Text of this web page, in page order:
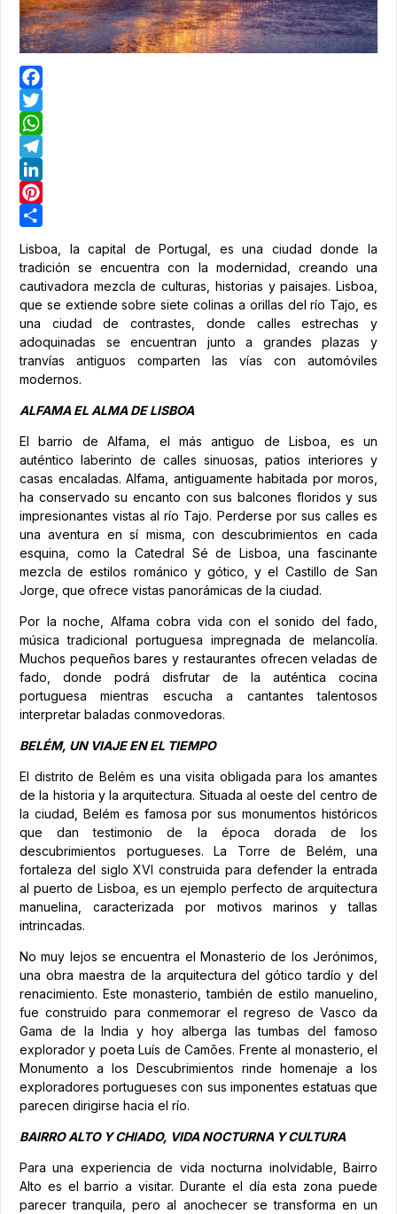
Facebook
Twitter
WhatsApp
Telegram
LinkedIn
Pinterest
Lisboa, la capital de Portugal, es una ciudad donde la
tradición se encuentra con la modernidad, creando una
cautivadora mezcla de culturas, historias y paisajes. Lisboa,
que se extiende sobre siete colinas a orillas del río Tajo, es
una ciudad de contrastes, donde calles estrechas y
adoquinadas se encuentran junto a grandes plazas y
tranvías antiguos comparten las vías con automóviles
modernos.
ALFAMA EL ALMA DE LISBOA
El barrio de Alfama, el más antiguo de Lisboa, es un
auténtico laberinto de calles sinuosas, patios interiores y
casas encaladas. Alfama, antiguamente habitada por moros,
ha conservado su encanto con sus balcones floridos y sus
impresionantes vistas al río Tajo. Perderse por sus calles es
una aventura en sí misma, con descubrimientos en cada
esquina, como la Catedral Sé de Lisboa, una fascinante
mezcla de estilos románico y gótico, y el Castillo de San
Jorge, que ofrece vistas panorámicas de la ciudad.
Por la noche, Alfama cobra vida con el sonido del fado,
música tradicional portuguesa impregnada de melancolía.
Muchos pequeños bares y restaurantes ofrecen veladas de
fado, donde podrá disfrutar de la auténtica cocina
portuguesa mientras escucha a cantantes talentosos
interpretar baladas conmovedoras.
BELÉM, UN VIAJE EN EL TIEMPO
El distrito de Belém es una visita obligada para los amantes
de la historia y la arquitectura. Situada al oeste del centro de
la ciudad, Belém es famosa por sus monumentos históricos
que dan testimonio de la época dorada de los
descubrimientos portugueses. La Torre de Belém, una
fortaleza del siglo XVI construida para defender la entrada
al puerto de Lisboa, es un ejemplo perfecto de arquitectura
manuelina, caracterizada por motivos marinos y tallas
intrincadas.
No muy lejos se encuentra el Monasterio de los Jerónimos,
una obra maestra de la arquitectura del gótico tardío y del
renacimiento. Este monasterio, también de estilo manuelino,
fue construido para conmemorar el regreso de Vasco da
Gama de la India y hoy alberga las tumbas del famoso
explorador y poeta Luís de Camões. Frente al monasterio, el
Monumento a los Descubrimientos rinde homenaje a los
exploradores portugueses con sus imponentes estatuas que
parecen dirigirse hacia el río.
BAIRRO ALTO Y CHIADO, VIDA NOCTURNA Y CULTURA
Para una experiencia de vida nocturna inolvidable, Bairro
Alto es el barrio a visitar. Durante el día esta zona puede
parecer tranquila, pero al anochecer se transforma en un